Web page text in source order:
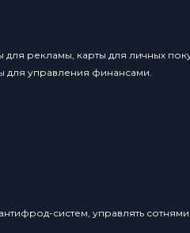
рекламы, карты для личных
для управления финансами.
систем, управлять